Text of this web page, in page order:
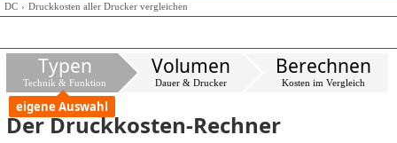
DC Druckkosten aller Drucker vergleichen
Typen
Technik & Funktion
eigene Auswahl
Volumen
Dauer & Drucker
Berechnen
Kosten im Vergleich
Der Druckkosten-Rechner